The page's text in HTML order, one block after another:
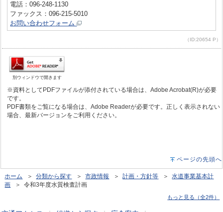
電話：096-248-1130
ファックス：096-215-5010
お問い合わせフォーム
（ID:20654 P）
別ウィンドウで開きます
※資料としてPDFファイルが添付されている場合は、Adobe Acrobat(R)が必要
です。
PDF書類をご覧になる場合は、Adobe Readerが必要です。正しく表示されない
場合、最新バージョンをご利用ください。
ページの先頭へ
ホーム ＞分類から探す ＞市政情報 ＞計画・方針等 ＞水道事業基本計
画 ＞ 令和3年度水質検査計画
もっと見る（全2件）